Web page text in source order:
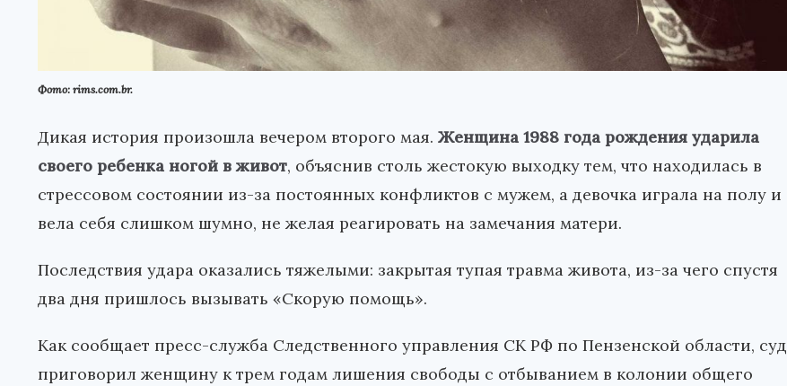
Фото: rims.com.br.
Дикая история произошла вечером второго мая. Женщина 1988 года рождения ударила
своего ребенка ногой в живот, объяснив столь жестокую выходку тем, что находилась в
стрессовом состоянии из-за постоянных конфликтов с мужем, а девочка играла на полу и
вела себя слишком шумно, не желая реагировать на замечания матери.
Последствия удара оказались тяжелыми: закрытая тупая травма живота, из-за чего спустя
два дня пришлось вызывать «Скорую помощь».
Как сообщает пресс-служба Следственного управления СК РФ по Пензенской области, суд
приговорил женщину к трем годам лишения свободы с отбыванием в колонии общего